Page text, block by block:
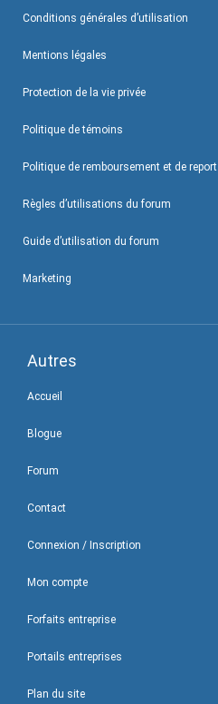
Conditions générales d’utilisation
Mentions légales
Protection de la vie privée
Politique de témoins
Politique de remboursement et de report
Règles d’utilisations du forum
Guide d’utilisation du forum
Marketing
Autres
Accueil
Blogue
Forum
Contact
Connexion / Inscription
Mon compte
Forfaits entreprise
Portails entreprises
Plan du site